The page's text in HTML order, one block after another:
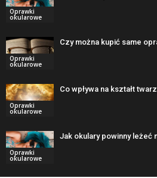
Oprawki
okularowe
Oprawki
okularowe
Czy można kupić same
Oprawki
okularowe
Co wpływa na kształt
Oprawki
okularowe
Jak okulary powinny leżeć